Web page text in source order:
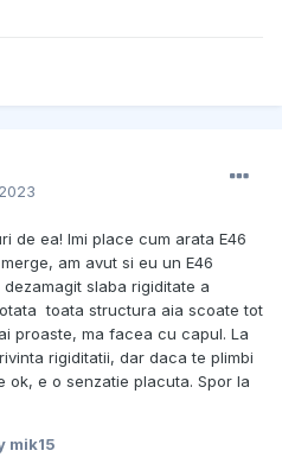
de ea! Imi place cum arata E46
am avut si eu un E46
slaba rigiditate a
toata structura aia scoate tot
proaste, ma facea cu capul. La
rigiditatii, dar daca te plimbi
ok, e o senzatie placuta. Spor la
mik15